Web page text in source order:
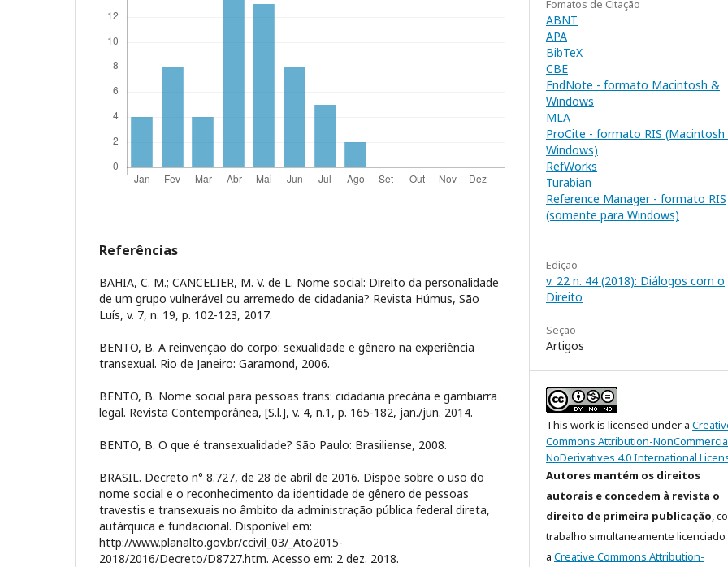
Referências
BAHIA, C. M.; CANCELIER, M. V. de L. Nome social: Direito da personalidade
de um grupo vulnerável ou arremedo de cidadania? Revista Húmus, São
Luís, v. 7, n. 19, p. 102-123, 2017.
BENTO, B. A reinvenção do corpo: sexualidade e gênero na experiência
transexual. Rio de Janeiro: Garamond, 2006.
BENTO, B. Nome social para pessoas trans: cidadania precária e gambiarra
legal. Revista Contemporânea, [S.l.], v. 4, n.1, p. 165-182, jan./jun. 2014.
BENTO, B. O que é transexualidade? São Paulo: Brasiliense, 2008.
BRASIL. Decreto n° 8.727, de 28 de abril de 2016. Dispõe sobre o uso do
nome social e o reconhecimento da identidade de gênero de pessoas
travestis e transexuais no âmbito da administração pública federal direta,
autárquica e fundacional. Disponível em:
http://www.planalto.gov.br/ccivil_03/_Ato2015-
2018/2016/Decreto/D8727.htm. Acesso em: 2 dez. 2018.
Fomatos de Citação
ABNT
APA
BibTeX
CBE
EndNote - formato Macintosh &
Windows
MLA
ProCite - formato RIS
Windows)
RefWorks
Turabian
Reference Manager - formato RIS
(somente para Windows)
Edição
v. 22 n. 44 (2018): Diálogos com o
Direito
Seção
Artigos
This work is licensed under a
Commons Attribution-
NoDerivatives 4.0 International
Autores mantém os direitos
autorais e concedem à revista o
direito de primeira publicação,
trabalho simultaneamente licenciado
a Creative Commons Attribution-